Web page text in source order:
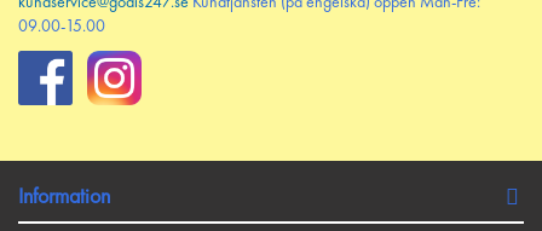
09.00-15.00
Information